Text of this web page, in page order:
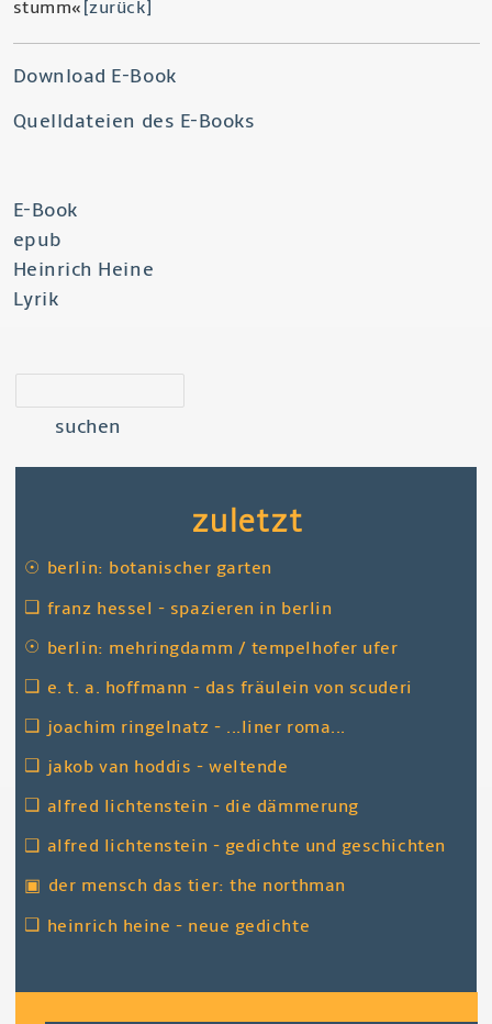
stumm« [zurück]
Download E-Book
Quelldateien des E-Books
E-Book
epub
Heinrich Heine
Lyrik
zuletzt
☉ berlin: botanischer garten
❑ franz hessel - spazieren in berlin
☉ berlin: mehringdamm / tempelhofer ufer
❑ e. t. a. hoffmann - das fräulein von scuderi
❑ joachim ringelnatz - ...liner roma...
❑ jakob van hoddis - weltende
❑ alfred lichtenstein - die dämmerung
❑ alfred lichtenstein - gedichte und geschichten
▣ der mensch das tier: the northman
❑ heinrich heine - neue gedichte